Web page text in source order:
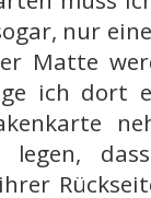
nur
Matte
ich dort
legen,